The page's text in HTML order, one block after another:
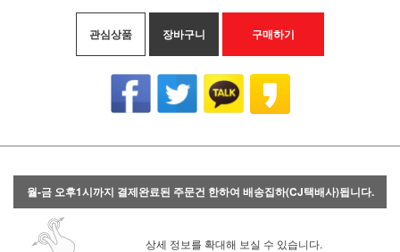
관심상품 장바구니 구매하기
월-금 오후1시까지 결제완료된 주문건 한하여 배송집하(CJ택배사)됩니다.
상세 정보를 확대해 보실 수 있습니다.